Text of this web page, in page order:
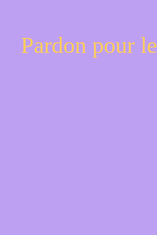
Pardon pour